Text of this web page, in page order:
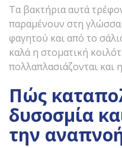
Τα βακτήρια αυτά
παραμένουν στη
φαγητού και από το
καλά η στοματική
πολλαπλασιάζονται και
Πώς
δυσοσμία
την